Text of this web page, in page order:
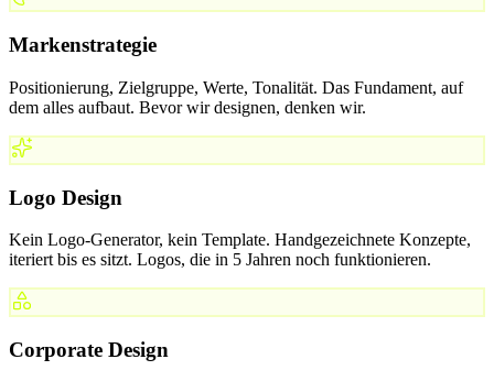
Markenstrategie
Positionierung, Zielgruppe, Werte, Tonalität. Das Fundament, auf
dem alles aufbaut. Bevor wir designen, denken wir.
Logo Design
Kein Logo-Generator, kein Template. Handgezeichnete Konzepte,
iteriert bis es sitzt. Logos, die in 5 Jahren noch funktionieren.
Corporate Design